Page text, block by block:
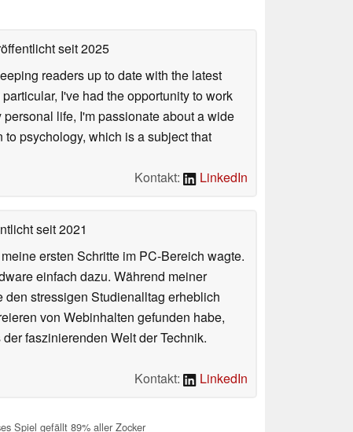
seit 2025
readers up to date with the latest
I've had the opportunity to work
life, I'm passionate about a wide
psychology, which is a subject that
Kontakt:
LinkedIn
seit 2021
ersten Schritte im PC-Bereich wagte.
einfach dazu. Während meiner
stressigen Studienalltag erheblich
von Webinhalten gefunden habe,
faszinierenden Welt der Technik.
Kontakt:
LinkedIn
Spiel gefällt 89% aller Zocker